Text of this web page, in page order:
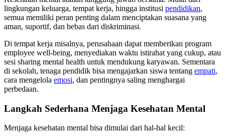
lingkungan keluarga, tempat kerja, hingga institusi pendidikan,
semua memiliki peran penting dalam menciptakan suasana yang
aman, suportif, dan bebas dari diskriminasi.
Di tempat kerja misalnya, perusahaan dapat memberikan program
employee well-being, menyediakan waktu istirahat yang cukup, atau
sesi sharing mental health untuk mendukung karyawan. Sementara
di sekolah, tenaga pendidik bisa mengajarkan siswa tentang empati,
cara mengelola emosi, dan pentingnya saling menghargai
perbedaan.
Langkah Sederhana Menjaga Kesehatan Mental
Menjaga kesehatan mental bisa dimulai dari hal-hal kecil: